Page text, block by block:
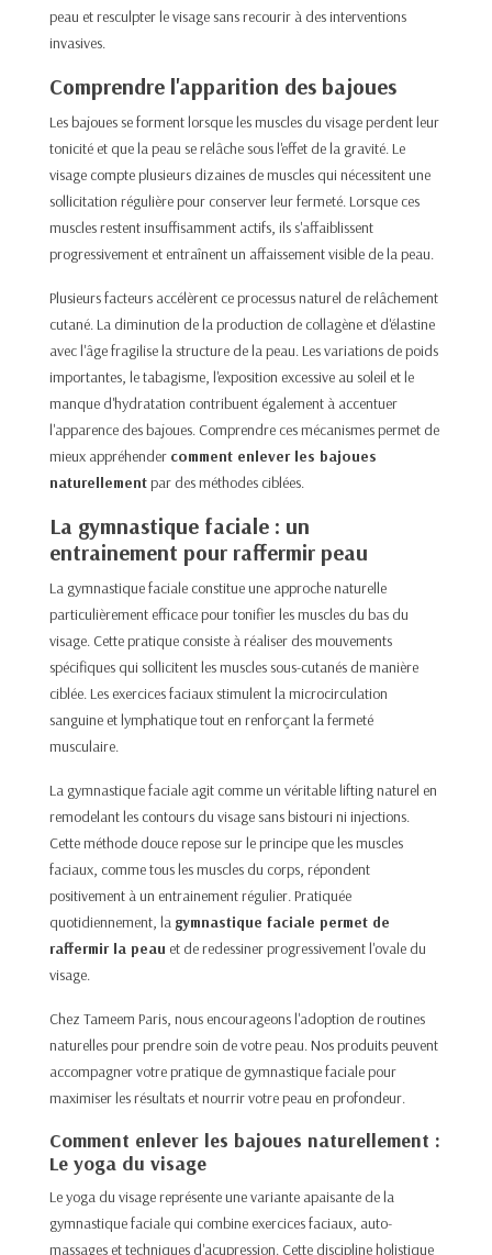
peau et resculpter le visage sans recourir à des interventions
invasives.​
Comprendre l'apparition des bajoues
Les bajoues se forment lorsque les muscles du visage perdent leur
tonicité et que la peau se relâche sous l'effet de la gravité. Le
visage compte plusieurs dizaines de muscles qui nécessitent une
sollicitation régulière pour conserver leur fermeté. Lorsque ces
muscles restent insuffisamment actifs, ils s'affaiblissent
progressivement et entraînent un affaissement visible de la peau.​
Plusieurs facteurs accélèrent ce processus naturel de relâchement
cutané. La diminution de la production de collagène et d'élastine
avec l'âge fragilise la structure de la peau. Les variations de poids
importantes, le tabagisme, l'exposition excessive au soleil et le
manque d'hydratation contribuent également à accentuer
l'apparence des bajoues. Comprendre ces mécanismes permet de
mieux appréhender comment enlever les bajoues
naturellementpar des méthodes ciblées.​
La gymnastique faciale : un
entrainement pour raffermir peau
La gymnastique faciale constitue une approche naturelle
particulièrement efficace pour tonifier les muscles du bas du
visage. Cette pratique consiste à réaliser des mouvements
spécifiques qui sollicitent les muscles sous-cutanés de manière
ciblée. Les exercices faciaux stimulent la microcirculation
sanguine et lymphatique tout en renforçant la fermeté
musculaire.​
La gymnastique faciale agit comme un véritable lifting naturel en
remodelant les contours du visage sans bistouri ni injections.
Cette méthode douce repose sur le principe que les muscles
faciaux, comme tous les muscles du corps, répondent
positivement à un entrainement régulier. Pratiquée
quotidiennement, la gymnastique faciale permet de
raffermir la peau et de redessiner progressivement l'ovale du
visage.​
Chez Tameem Paris, nous encourageons l'adoption de routines
naturelles pour prendre soin de votre peau.Nos produitspeuvent
accompagner votre pratique de gymnastique faciale pour
maximiser les résultats et nourrir votre peau en profondeur.
Comment enlever les bajoues naturellement :
Le yoga du visage
Le yoga du visage représente une variante apaisante de la
gymnastique faciale qui combine exercices faciaux, auto-
massages et techniques d'acupression. Cette discipline holistique